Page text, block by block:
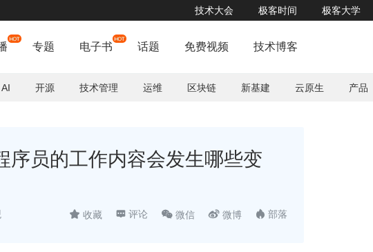
技术大会 极客时间 极客大学
专题 电子书 话题 免费视频 技术博客
AI 开源 技术管理 运维 区块链 新基建 云原生 产品
序员的工作内容会发生哪些变
 收藏  评论  微信  微博  部落